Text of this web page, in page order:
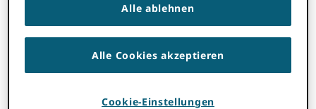
um unsere verschiedenen Arten von
Mitgliedern und Stakeholdern dreht.
Dadurch können wir unsere Unterstützung
mit verbesserter Fokussierung und
optimieren. Es wird uns auch ermöglichen,
Alle ablehnen
Alle Cookies akzeptieren
Cookie-Einstellungen